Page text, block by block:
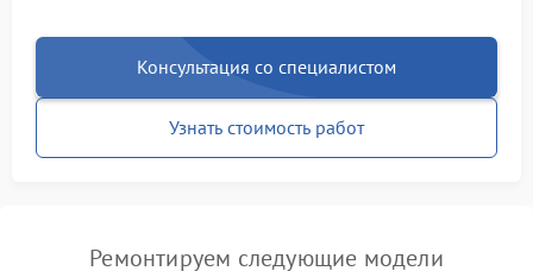
Консультация со специалистом
Узнать стоимость работ
Ремонтируем следующие модели